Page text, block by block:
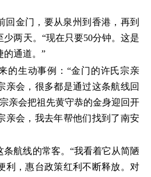
回金门，要从泉州到香港，再到
两天。“现在只要50分钟。这是
的通道。”
的生动事例：“金门的许氏宗亲
亲会，很多都是通过这条航线回
亲会把祖先黄守恭的金身迎回开
亲会，我去年帮他们找到了南安
条航线的常客。“我看着它从简陋
利，惠台政策红利不断释放。对